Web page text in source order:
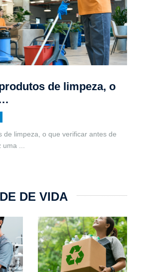
de limpeza, o
de limpeza, o que verificar antes de
uma
DE VIDA